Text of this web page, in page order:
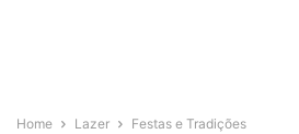
Home Lazer Festas e Tradições